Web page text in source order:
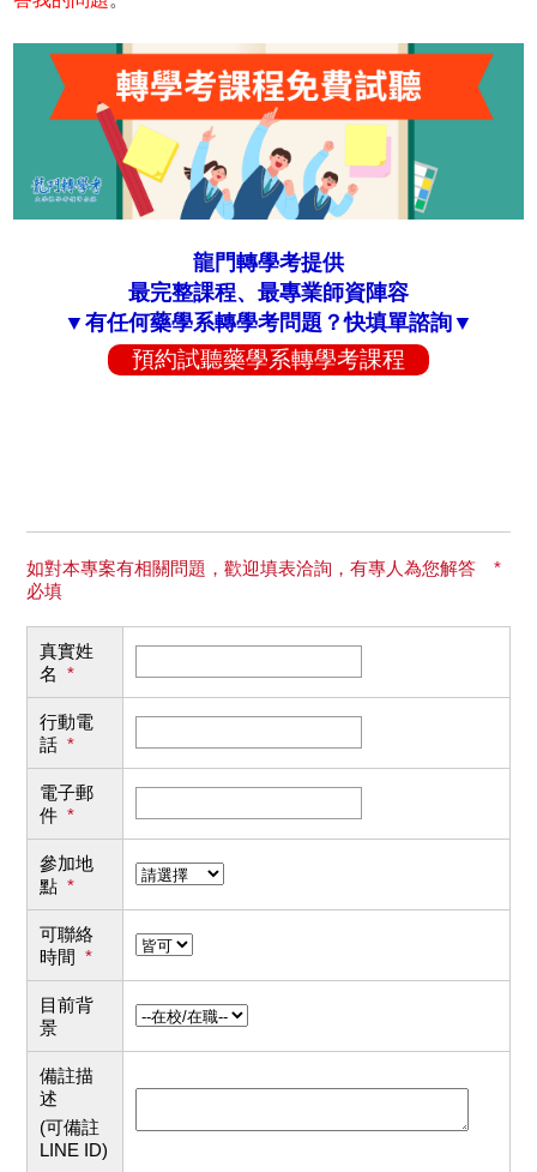
龍門轉學考提供
最完整課程、最專業師資陣容
▼有任何藥學系轉學考問題？快填單諮詢▼
預約試聽藥學系轉學考課程
如對本專案有相關問題，歡迎填表洽詢，有專人為您解答 *
必填
真實姓
名 *
行動電
話 *
電子郵
件 *
參加地
點 *
可聯絡
時間 *
目前背
景
備註描
述
(可備註
LINE ID)